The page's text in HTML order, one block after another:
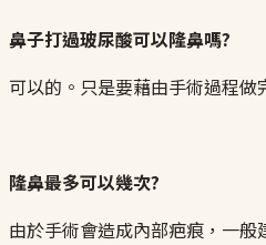
鼻子打過玻尿酸可以隆鼻嗎?
可以的。只是要藉由手術過程做
隆鼻最多可以幾次?
由於手術會造成內部疤痕，一